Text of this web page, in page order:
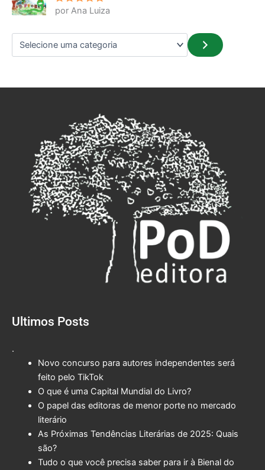
Avaliação
5
por Ana Luiza
Ultimos Posts
.
Novo concurso para autores independentes será
feito pelo TikTok
O que é uma Capital Mundial do Livro?
O papel das editoras de menor porte no mercado
literário
As Próximas Tendências Literárias de 2025: Quais
são?
Tudo o que você precisa saber para ir à Bienal do